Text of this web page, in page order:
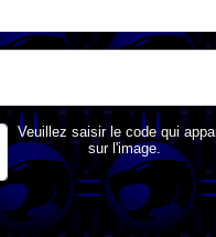
Veuillez saisir le code qui
sur l'image.